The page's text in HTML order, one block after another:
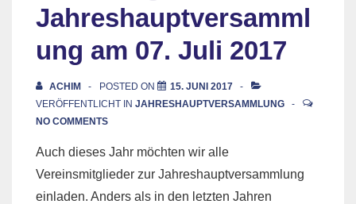
Jahreshauptversamml
ung am 07. Juli 2017
ACHIM POSTED ON
15. JUNI 2017
VERÖFFENTLICHT IN JAHRESHAUPTVERSAMMLUNG
NO COMMENTS
Auch dieses Jahr möchten wir alle
Vereinsmitglieder zur Jahreshauptversammlung
einladen. Anders als in den letzten Jahren